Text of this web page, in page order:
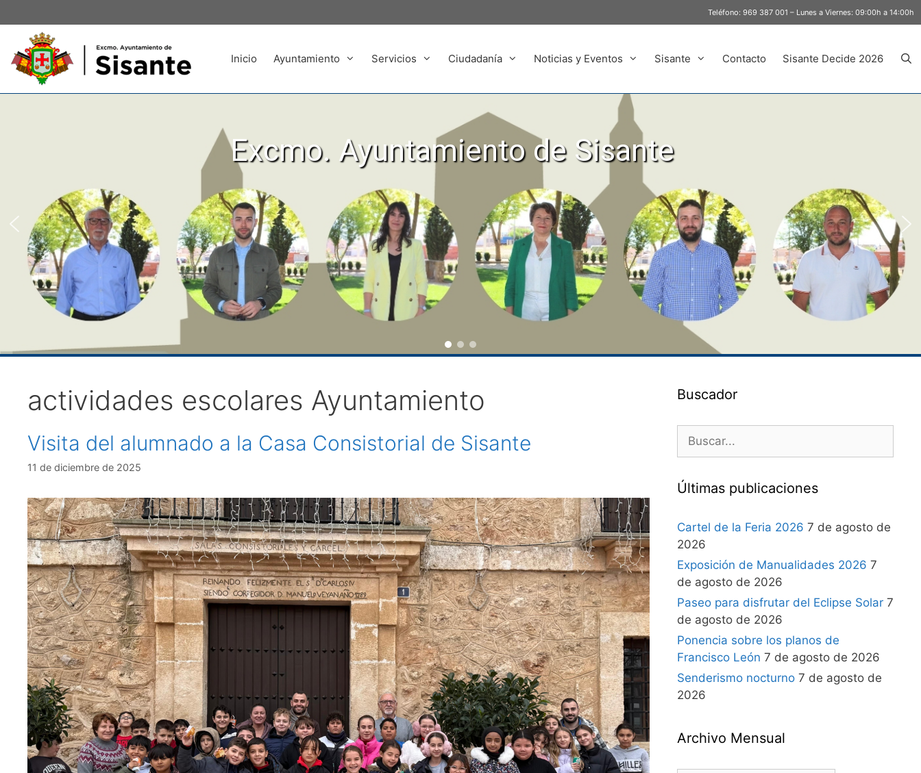
Teléfono: 969 387 001 – Lunes a Viernes: 09:00h a 14:00h
Inicio Ayuntamiento Servicios Ciudadanía Noticias y Eventos Sisante Contacto Sisante Decide 2026
Excmo. Ayuntamiento de Sisante
actividades escolares Ayuntamiento
Visita del alumnado a la Casa Consistorial de Sisante
11 de diciembre de 2025
Buscador
Últimas publicaciones
Cartel de la Feria 2026 7 de agosto de
2026
Exposición de Manualidades 2026 7
de agosto de 2026
Paseo para disfrutar del Eclipse Solar 7
de agosto de 2026
Ponencia sobre los planos de
Francisco León 7 de agosto de 2026
Senderismo nocturno 7 de agosto de
2026
Archivo Mensual